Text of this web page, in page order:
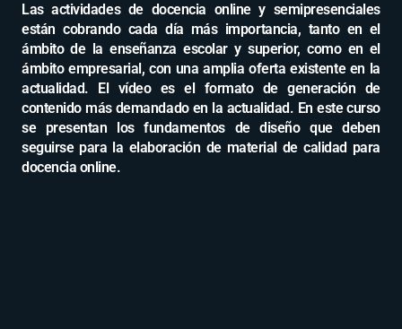
Las actividades de docencia online y semipresenciales
están cobrando cada día más importancia, tanto en el
ámbito de la enseñanza escolar y superior, como en el
ámbito empresarial, con una amplia oferta existente en la
actualidad. El vídeo es el formato de generación de
contenido más demandado en la actualidad. En este curso
se presentan los fundamentos de diseño que deben
seguirse para la elaboración de material de calidad para
docencia online.